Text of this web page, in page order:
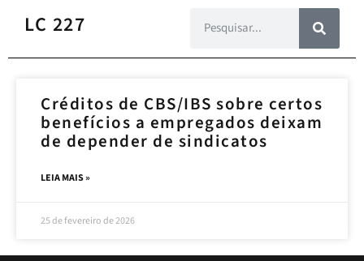
LC 227
Créditos de CBS/IBS sobre certos
benefícios a empregados deixam
de depender de sindicatos
LEIA MAIS »
25 de fevereiro de 2026